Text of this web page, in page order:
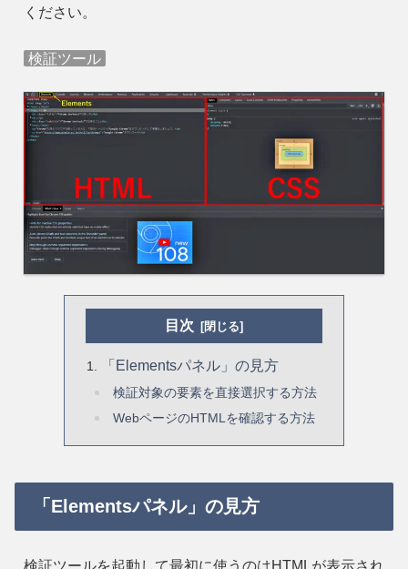
ください。
検証ツール
目次
「Elementsパネル」の見方
検証対象の要素を直接選択する方法
WebページのHTMLを確認する方法
「Elementsパネル」の見方
検証ツールを起動して最初に使うのはHTMLが表示され